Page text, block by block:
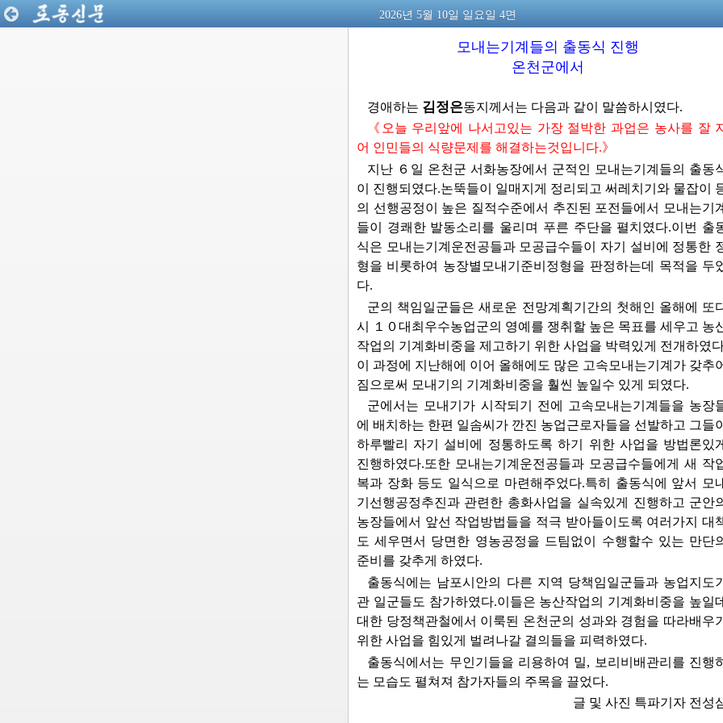
2026년 5월 10일 일요일 4면
모내는기계들의 출동식 진행
온천군에서
경애하는 김정은동지께서는 다음과 같이 말씀하시였다.
《오늘 우리앞에 나서고있는 가장 절박한 과업은 농사를 잘 지
어 인민들의 식량문제를 해결하는것입니다.》
지난 ６일 온천군 서화농장에서 군적인 모내는기계들의 출동
이 진행되였다.논뚝들이 일매지게 정리되고 써레치기와 물잡이
의 선행공정이 높은 질적수준에서 추진된 포전들에서 모내는기계
들이 경쾌한 발동소리를 울리며 푸른 주단을 펼치였다.이번 출
식은 모내는기계운전공들과 모공급수들이 자기 설비에 정통한
형을 비롯하여 농장별모내기준비정형을 판정하는데 목적을 두
다.
군의 책임일군들은 새로운 전망계획기간의 첫해인 올해에 또
시 １０대최우수농업군의 영예를 쟁취할 높은 목표를 세우고 농
작업의 기계화비중을 제고하기 위한 사업을 박력있게 전개하였
이 과정에 지난해에 이어 올해에도 많은 고속모내는기계가 갖추
짐으로써 모내기의 기계화비중을 훨씬 높일수 있게 되였다.
군에서는 모내기가 시작되기 전에 고속모내는기계들을 농장
에 배치하는 한편 일솜씨가 깐진 농업근로자들을 선발하고 그들이
하루빨리 자기 설비에 정통하도록 하기 위한 사업을 방법론있게
진행하였다.또한 모내는기계운전공들과 모공급수들에게 새 작
복과 장화 등도 일식으로 마련해주었다.특히 출동식에 앞서 모
기선행공정추진과 관련한 총화사업을 실속있게 진행하고 군안
농장들에서 앞선 작업방법들을 적극 받아들이도록 여러가지 대
도 세우면서 당면한 영농공정을 드팀없이 수행할수 있는 만단
준비를 갖추게 하였다.
출동식에는 남포시안의 다른 지역 당책임일군들과 농업지도기
관 일군들도 참가하였다.이들은 농산작업의 기계화비중을 높일데
대한 당정책관철에서 이룩된 온천군의 성과와 경험을 따라배우기
위한 사업을 힘있게 벌려나갈 결의들을 피력하였다.
출동식에서는 무인기들을 리용하여 밀, 보리비배관리를 진행
는 모습도 펼쳐져 참가자들의 주목을 끌었다.
글 및 사진 특파기자 전성